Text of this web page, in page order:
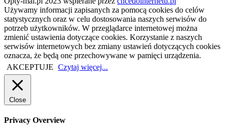
Używamy informacji zapisanych za pomocą cookies do celów
statystycznych oraz w celu dostosowania naszych serwisów do
potrzeb użytkowników. W przeglądarce internetowej można
zmienić ustawienia dotyczące cookies. Korzystanie z naszych
serwisów internetowych bez zmiany ustawień dotyczących cookies
oznacza, że będą one przechowywane w pamięci urządzenia.
AKCEPTUJE Czytaj więcej...
Close
Privacy Overview